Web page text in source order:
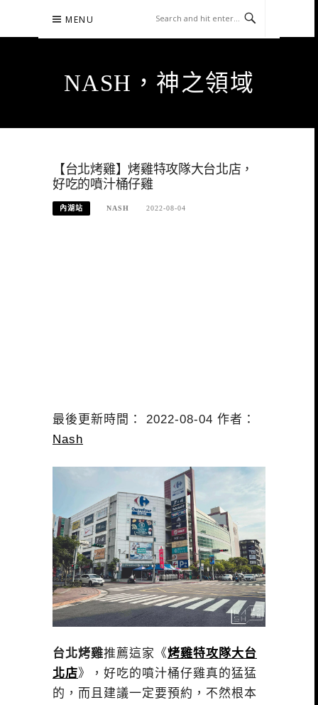
content
MENU
NASH，神之領域
【台北烤雞】烤雞特攻隊大台北店，
好吃的噴汁桶仔雞
內湖站 NASH 2022-08-04
最後更新時間： 2022-08-04 作者：
Nash
台北烤雞推薦這家《烤雞特攻隊大台
北店》，好吃的噴汁桶仔雞真的猛猛
的，而且建議一定要預約，不然根本